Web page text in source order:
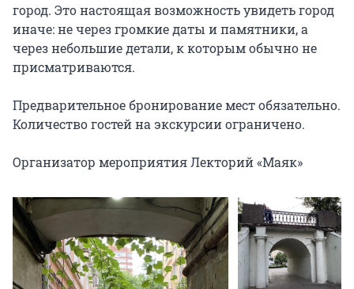
город. Это настоящая возможность увидеть город
иначе: не через громкие даты и памятники, а
через небольшие детали, к которым обычно не
присматриваются.
Предварительное бронирование мест обязательно.
Количество гостей на экскурсии ограничено.
Организатор мероприятия Лекторий «Маяк»